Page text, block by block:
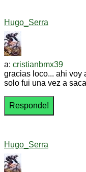
Hugo_Serra
a: cristianbmx39
gracias loco... ahi voy
solo fui una vez a
Hugo_Serra